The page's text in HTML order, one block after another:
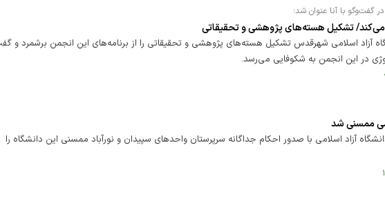
می‌کند/ تشکیل هسته‌های پژوهشی و تحقیقاتی
آزاد اسلامی شهرقدس تشکیل هسته‌های پژوهشی و تحقیقاتی را از برنامه‌های این انجمن برشمرد و
در این انجمن به شکوفایی می‌رسد.
ممسنی شد
آزاد اسلامی با صدور احکام جداگانه سرپرستان واحدهای سپیدان و نورآباد ممسنی این دانشگاه را